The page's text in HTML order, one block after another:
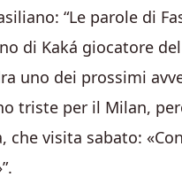
“Le parole di
di Kaká giocatore
uno dei prossimi
triste per il Milan,
visita sabato: